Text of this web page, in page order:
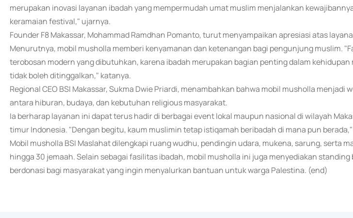
merupakan inovasi layanan ibadah yang mempermudah umat muslim menjalankan
keramaian festival," ujarnya.
Founder F8 Makassar, Mohammad Ramdhan Pomanto, turut menyampaikan apresiasi atas
Menurutnya, mobil musholla memberi kenyamanan dan ketenangan bagi pengunjung muslim.
terobosan modern yang dibutuhkan, karena ibadah merupakan bagian penting dalam kehidupan
tidak boleh ditinggalkan," katanya.
Regional CEO BSI Makassar, Sukma Dwie Priardi, menambahkan bahwa mobil musholla menjadi
antara hiburan, budaya, dan kebutuhan religious masyarakat.
Ia berharap layanan ini dapat terus hadir di berbagai event lokal maupun nasional di wilayah
timur Indonesia. "Dengan begitu, kaum muslimin tetap istiqamah beribadah di mana pun
Mobil musholla BSI Maslahat dilengkapi ruang wudhu, pendingin udara, mukena, sarung, serta
hingga 30 jemaah. Selain sebagai fasilitas ibadah, mobil musholla ini juga menyediakan standing
berdonasi bagi masyarakat yang ingin menyalurkan bantuan untuk warga Palestina. (end)